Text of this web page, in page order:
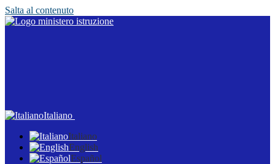
Salta al contenuto
Italiano
Italiano
English
Español